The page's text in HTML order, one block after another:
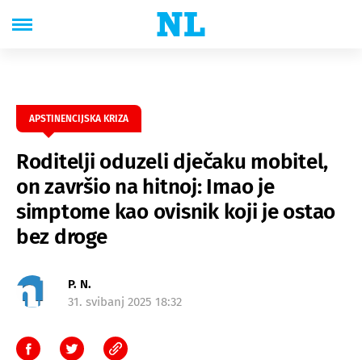
APSTINENCIJSKA KRIZA
Roditelji oduzeli dječaku mobitel,
on završio na hitnoj: Imao je
simptome kao ovisnik koji je ostao
bez droge
P. N.
31. svibanj 2025 18:32